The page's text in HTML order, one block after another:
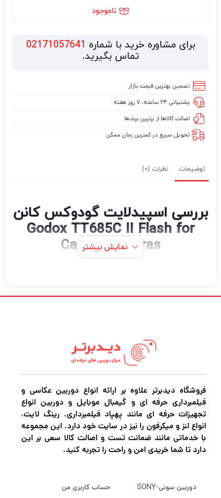
ناموجود
برای مشاوره خرید با شماره 02171057641
تماس بگیرید.
تضمین بهترین قیمت بازار
پشتیبانی ۲۴ ساعته، ۷ روز هفته
اصالت کالاها از برترین برندها
تحویل سریع در کمترین زمان ممکن
توضیحات نظرات (0)
بررسی اسپیدلایت گودوکس کانن
Godox TT685C II Flash for
Canon Cameras
نورپردازی قدرتمند و موثر، این فلاش دارای شماره
محدوده زوم 20-200 میلی متر است. TT685C II
به‌عنوان یک واحد اصلی بی‌سیم کامل یا برده با
عملکرد TTL عمل می‌کند، و برای حداکثر
تطبیق‌پذیری، این واحد به‌روز شده از 7- تا 120
درجه کج می‌شود و 330 درجه می‌چرخد و به شما
زوایای فلاش انعطاف‌پذیرتر و فرآیند راه‌اندازی
جدید و منحصر به فرد TCM (تبدیل دستی به
نمایش بیشتر
فروشگاه دیدبرتر علاوه بر ارائه انواع دوربین عکاسی و
فیلمبرداری حرفه ای و گیمبال موبایل و دوربین انواع
تجهیزات حرفه ای مانند پهپاد فیلمبرداری، رینگ لایت،
انواع لنز و میکرفون را نیز در سایت خود دارد. این مجموعه
با خدماتی مانند ضمانت تست و اصالت کالا سعی بر این
دارد تا شما خریدی امن و راحت را تجربه کنید.
دوربین سونی-SONY حساب کاربری من